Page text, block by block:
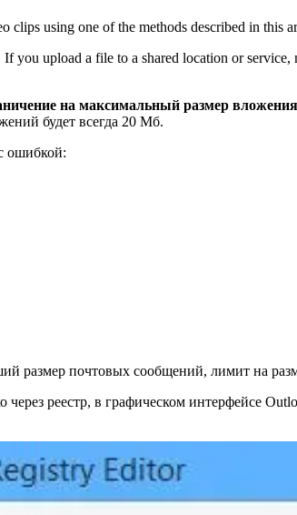
clips using one of the methods described in this
you upload a file to a shared location or
на максимальный размер
будет всегда 20 Мб.
ошибкой:
размер почтовых сообщений, лимит на
реестр, в графическом интерфейсе